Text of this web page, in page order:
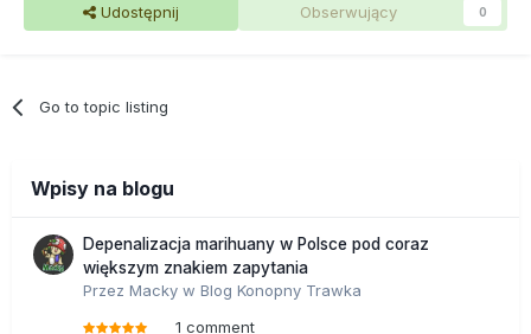
Udostępnij Obserwujący 0
Go to topic listing
Wpisy na blogu
Depenalizacja marihuany w Polsce pod coraz
większym znakiem zapytania
Przez Macky w Blog Konopny Trawka
1 comment